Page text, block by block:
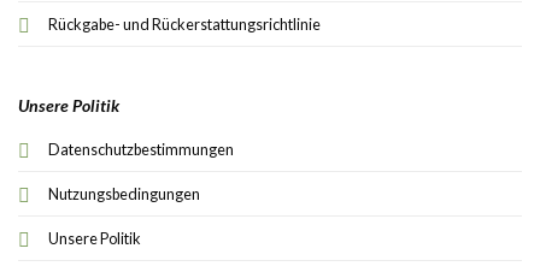
Rückgabe- und Rückerstattungsrichtlinie
Unsere Politik
Datenschutzbestimmungen
Nutzungsbedingungen
Unsere Politik